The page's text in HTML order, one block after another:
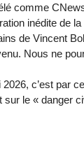
comme
inédite de
de Vincent
Nous ne
c’est par
sur le « danger